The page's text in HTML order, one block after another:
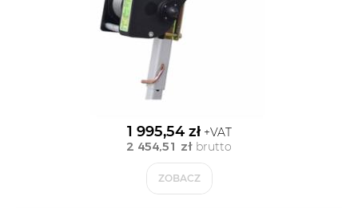
1 995,54 zł+VAT
2 454,51 zł brutto
ZOBACZ